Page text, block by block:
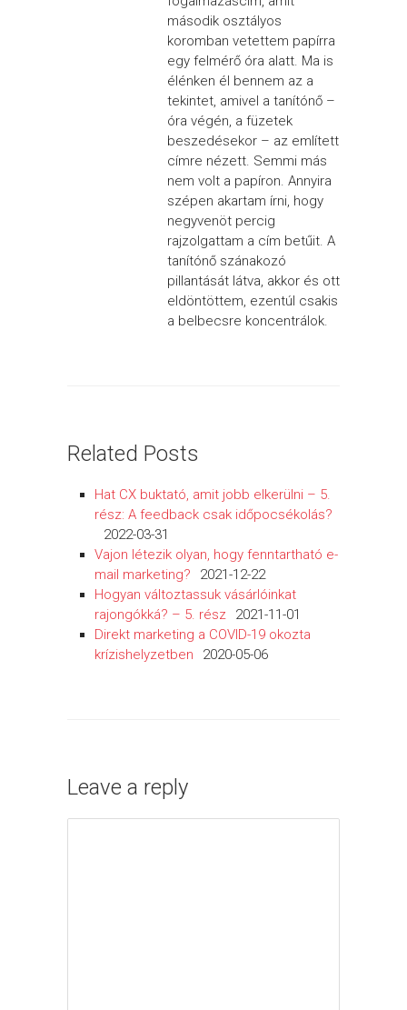
második osztályos
koromban vetettem papírra
egy felmérő óra alatt. Ma is
élénken él bennem az a
tekintet, amivel a tanítónő –
óra végén, a füzetek
beszedésekor – az említett
címre nézett. Semmi más
nem volt a papíron. Annyira
szépen akartam írni, hogy
negyvenöt percig
rajzolgattam a cím betűit. A
tanítónő szánakozó
pillantását látva, akkor és ott
eldöntöttem, ezentúl csakis
a belbecsre koncentrálok.
Related Posts
Hat CX buktató, amit jobb elkerülni – 5.
rész: A feedback csak időpocsékolás?
2022-03-31
Vajon létezik olyan, hogy fenntartható e-
mail marketing?
2021-12-22
Hogyan változtassuk vásárlóinkat
rajongókká? – 5. rész
2021-11-01
Direkt marketing a COVID-19 okozta
krízishelyzetben
2020-05-06
Leave a reply